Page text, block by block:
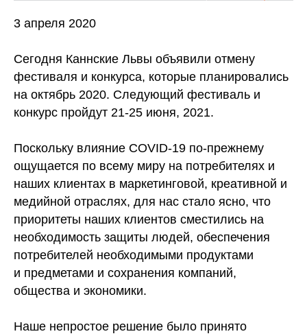
3 апреля 2020
Сегодня Каннские Львы объявили отмену
фестиваля и конкурса, которые планировались
на октябрь 2020. Следующий фестиваль и
конкурс пройдут 21-25 июня, 2021.
Поскольку влияние COVID-19 по-прежнему
ощущается по всему миру на потребителях и
наших клиентах в маркетинговой, креативной и
медийной отраслях, для нас стало ясно, что
приоритеты наших клиентов сместились на
необходимость защиты людей, обеспечения
потребителей необходимыми продуктами
и предметами и сохранения компаний,
общества и экономики.
Наше непростое решение было принято